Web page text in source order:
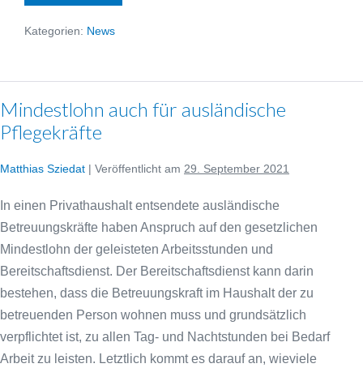
Anzeigepflicht
Kategorien: News
Mindestlohn auch für ausländische
Pflegekräfte
Matthias Sziedat | Veröffentlicht am 29. September 2021
In einen Privathaushalt entsendete ausländische
Betreuungskräfte haben Anspruch auf den gesetzlichen
Mindestlohn der geleisteten Arbeitsstunden und
Bereitschaftsdienst. Der Bereitschaftsdienst kann darin
bestehen, dass die Betreuungskraft im Haushalt der zu
betreuenden Person wohnen muss und grundsätzlich
verpflichtet ist, zu allen Tag- und Nachtstunden bei Bedarf
Arbeit zu leisten. Letztlich kommt es darauf an, wieviele